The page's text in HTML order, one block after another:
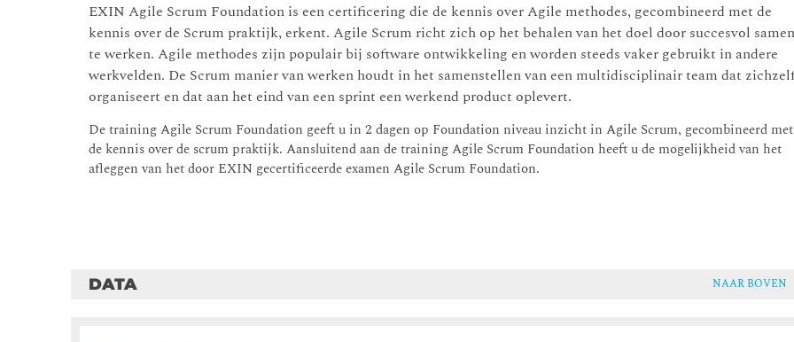
EXIN Agile Scrum Foundation is een certificering die de kennis over Agile methodes, gecombineerd met de
kennis over de Scrum praktijk, erkent. Agile Scrum richt zich op het behalen van het doel door succesvol
te werken. Agile methodes zijn populair bij software ontwikkeling en worden steeds vaker gebruikt in andere
werkvelden. De Scrum manier van werken houdt in het samenstellen van een multidisciplinair team dat
organiseert en dat aan het eind van een sprint een werkend product oplevert.
De training Agile Scrum Foundation geeft u in 2 dagen op Foundation niveau inzicht in Agile Scrum, gecombineerd met
de kennis over de scrum praktijk. Aansluitend aan de training Agile Scrum Foundation heeft u de mogelijkheid van het
afleggen van het door EXIN gecertificeerde examen Agile Scrum Foundation.
DATA NAAR BOVEN